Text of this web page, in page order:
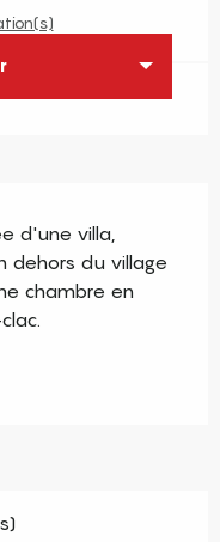
d'une villa,
dehors du village
chambre en